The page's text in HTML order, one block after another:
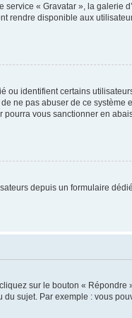
« Gravatar », la galerie
rendre disponible aux
ou identifient certains
ne pas abuser de ce système
vous sanctionner en
depuis un formulaire
sur le bouton « Répondre
sujet. Par exemple : vous